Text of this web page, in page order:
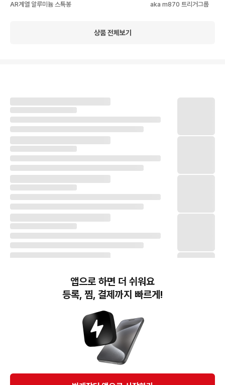
AR계열 알루미늄 스톡봉 aka m870 트리거그룹
상품 전체보기
번개장터(주) 사업자정보, 이용약관 및 기타 법적고지
번개장터㈜는 통신판매중개자이며, 통신판매의 당사자가 아닙니다. 전자상거래 등에서의
소비자보호에 관한 법률 등 관련 법령 및 번개장터㈜의 약관에 따라 상품, 상품정보, 거래에 관한 책임은
개별 판매자에게 귀속하고, 번개장터㈜는 원칙적으로 회원간 거래에 대하여 책임을 지지 않습니다.
다만, 번개장터㈜가 직접 판매하는 상품에 대한 책임은 번개장터㈜에게 귀속합니다.
Ⓒ Bungaejangter Inc. all rights reserved.
앱으로 하면 더 쉬워요
등록, 찜, 결제까지 빠르게!